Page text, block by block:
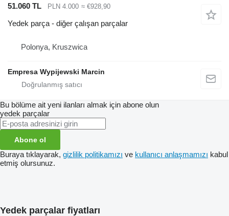
51.060 TL PLN 4.000 ≈ €928,90
Yedek parça - diğer çalışan parçalar
Polonya, Kruszwica
Empresa Wypijewski Marcin
Bu bölüme ait yeni ilanları almak için abone olun
yedek parçalar
Abone ol
Buraya tıklayarak, gizlilik politikamızı ve kullanıcı anlaşmamızı kabul
etmiş olursunuz.
Yedek parçalar fiyatları